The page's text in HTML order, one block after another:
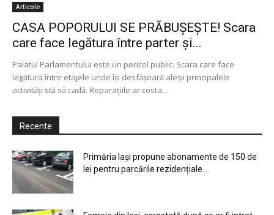
Articole
CASA POPORULUI SE PRĂBUȘEȘTE! Scara
care face legătura între parter și...
Palatul Parlamentului este un pericol public. Scara care face
legătura între etajele unde îşi desfăşoară aleşii principalele
activităţi stă să cadă. Reparaţiile ar costa...
Recente
Primăria Iași propune abonamente de 150 de
lei pentru parcările rezidențiale....